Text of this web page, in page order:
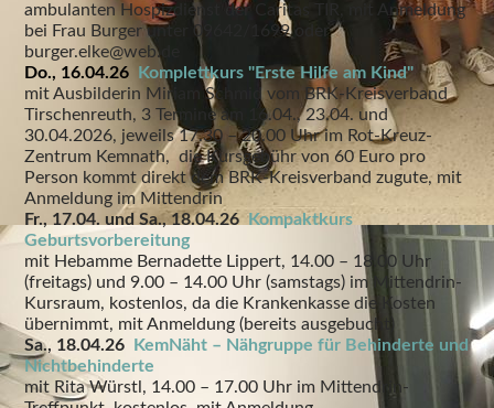
ambulanten Hospizdienst der Caritas TIR, mit Anmeldung
bei Frau Burger unter 09642/1699 oder
burger.elke@web.de
Do., 16.04.26 Komplettkurs "Erste Hilfe am Kind"
mit Ausbilderin Miriam Schmid vom BRK-Kreisverband
Tirschenreuth, 3 Termine am 16.04., 23.04. und
30.04.2026, jeweils 17.30 – 20.00 Uhr im Rot-Kreuz-
Zentrum Kemnath, die Kursgebühr von 60 Euro pro
Person kommt direkt dem BRK-Kreisverband zugute, mit
Anmeldung im Mittendrin
Fr., 17.04. undSa., 18.04.26Kompaktkurs
Geburtsvorbereitung
mit Hebamme Bernadette Lippert, 14.00 – 18.00 Uhr
(freitags) und 9.00 – 14.00 Uhr (samstags) im Mittendrin-
Kursraum, kostenlos, da die Krankenkasse die Kosten
übernimmt, mit Anmeldung (bereits ausgebucht)
Sa., 18.04.26
KemNäht – Nähgruppe für Behinderte und
Nichtbehinderte
mit Rita Würstl, 14.00 – 17.00 Uhr im Mittendrin-